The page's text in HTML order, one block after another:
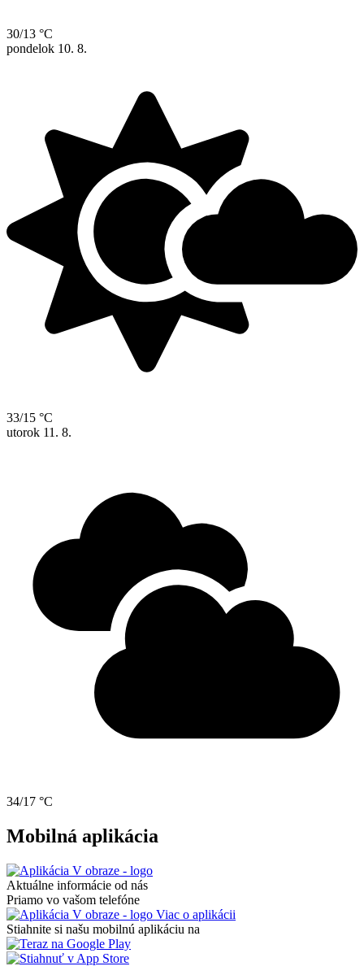
30/13 °C
pondelok 10. 8.
33/15 °C
utorok 11. 8.
34/17 °C
Mobilná aplikácia
Aktuálne informácie od nás
Priamo vo vašom telefóne
Viac o aplikácii
Stiahnite si našu mobilnú aplikáciu na